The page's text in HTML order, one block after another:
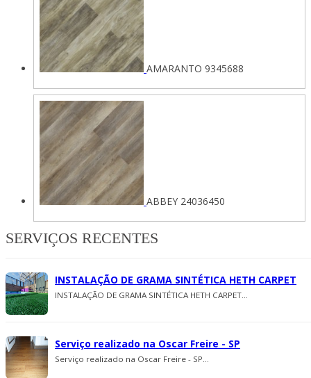
AMARANTO 9345688
ABBEY 24036450
SERVIÇOS RECENTES
INSTALAÇÃO DE GRAMA SINTÉTICA HETH CARPET
INSTALAÇÃO DE GRAMA SINTÉTICA HETH CARPET...
Serviço realizado na Oscar Freire - SP
Serviço realizado na Oscar Freire - SP...